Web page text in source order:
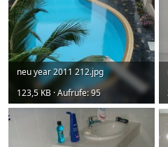
neu year 2011 212.jpg
123,5 KB · Aufrufe: 95